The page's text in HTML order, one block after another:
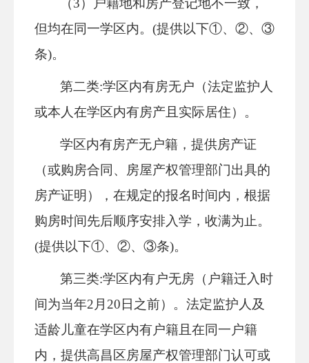
（3）
户籍地和房产登记地不一致，
但均在同一学区内。 (提供以下①、②、③
条)。
第二类:学区内有房无户 （法定监护人
或本人在学区内有房产 且实际居住）。
学区内有房产无户籍，提供房产证
（或购房合同、房屋产权管理部门出具的
房产证明）， 在规定的报名时间内， 根据
购房时间先后顺序安排入学， 收满为止。
(提供以下①、②、③条)。
第三类:学区内有户无房 （户籍迁入时
间为当年2月20日之前）。法定监护人及
适龄儿童在学区内有户籍且在同一户籍
内， 提供高昌区房屋产权管理部门认可或